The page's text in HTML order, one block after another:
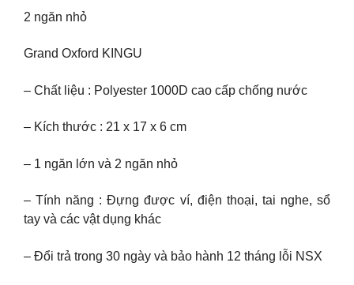
2 ngăn nhỏ
Grand Oxford KINGU
– Chất liệu : Polyester 1000D cao cấp chống nước
– Kích thước : 21 x 17 x 6 cm
– 1 ngăn lớn và 2 ngăn nhỏ
– Tính năng : Đựng được ví, điện thoại, tai nghe, sổ
tay và các vật dụng khác
– Đổi trả trong 30 ngày và bảo hành 12 tháng lỗi NSX